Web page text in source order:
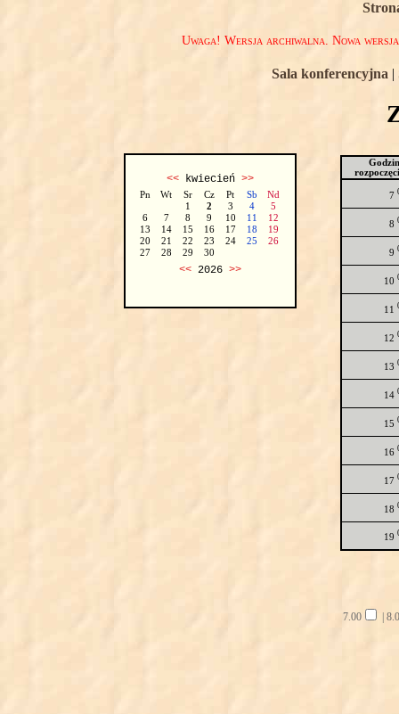
Uwaga! Wersja archiwalna. Nowa
Sala konferencyjna |
<<kwiecień >>
Pn Wt Sr Cz Pt Sb
Nd
1
2 3 4
5
6
7 8 9 10 11
12
13
14 15 16 17 18
19
20
21 22 23 24 25
26
27
28 29 30
<<2026 >>
7
8
9
10
11
12
13
14
15
16
17
18
19
7.00